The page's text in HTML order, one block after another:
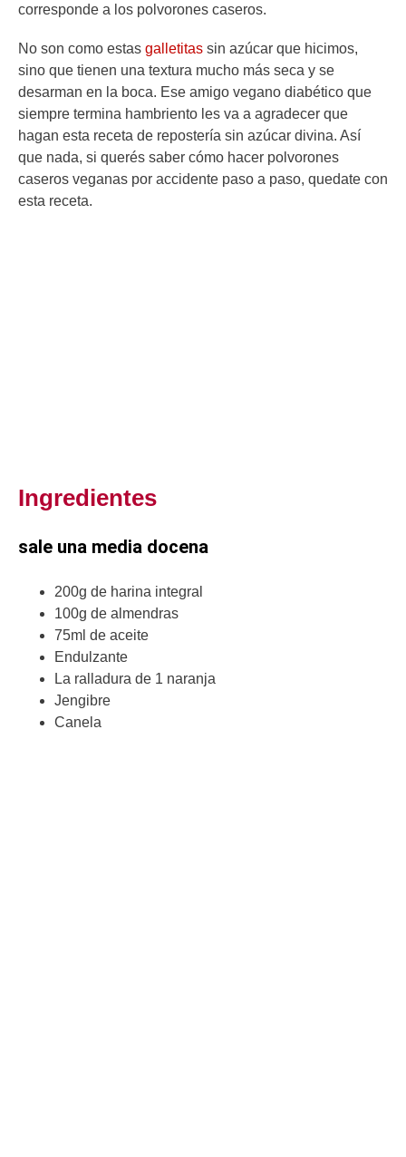
corresponde a los polvorones caseros.
No son como estas galletitas sin azúcar que hicimos,
sino que tienen una textura mucho más seca y se
desarman en la boca. Ese amigo vegano diabético que
siempre termina hambriento les va a agradecer que
hagan esta receta de repostería sin azúcar divina. Así
que nada, si querés saber cómo hacer polvorones
caseros veganas por accidente paso a paso, quedate con
esta receta.
Ingredientes
sale una media docena
200g de harina integral
100g de almendras
75ml de aceite
Endulzante
La ralladura de 1 naranja
Jengibre
Canela